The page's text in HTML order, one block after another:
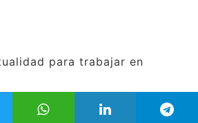
para trabajar en